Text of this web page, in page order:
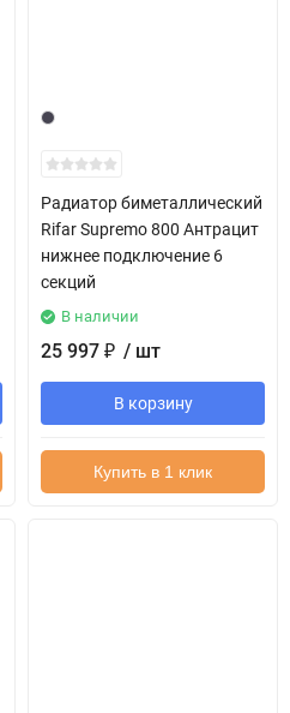
Радиатор биметаллический
Rifar Supremo 800 Антрацит
нижнее подключение 6
секций
В наличии
25 997 ₽ / шт
В корзину
Купить в 1 клик